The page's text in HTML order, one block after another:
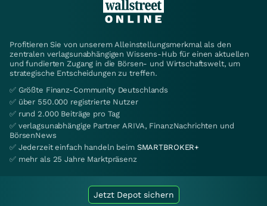
Profitieren Sie von unserem Alleinstellungsmerkmal als den
zentralen verlagsunabhängigen Wissens-Hub für einen aktuellen
und fundierten Zugang in die Börsen- und Wirtschaftswelt, um
strategische Entscheidungen zu treffen.
✅ Größte Finanz-Community Deutschlands
✅ über 550.000 registrierte Nutzer
✅ rund 2.000 Beiträge pro Tag
✅ verlagsunabhängige Partner ARIVA, FinanzNachrichten und
BörsenNews
✅ Jederzeit einfach handeln beim SMARTBROKER+
✅ mehr als 25 Jahre Marktpräsenz
Jetzt Depot sichern